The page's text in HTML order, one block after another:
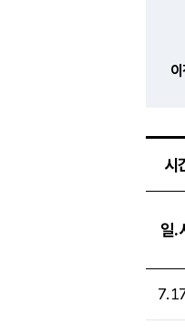
시
일.